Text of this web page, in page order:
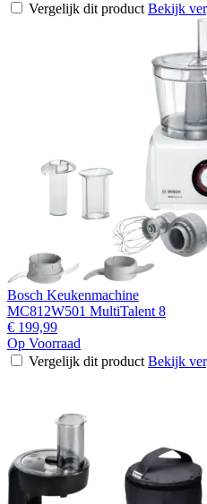
Vergelijk dit product Bekijk
Bosch Keukenmachine
MC812W501 MultiTalent 8
€ 199,99
Op Voorraad
Vergelijk dit product Bekijk